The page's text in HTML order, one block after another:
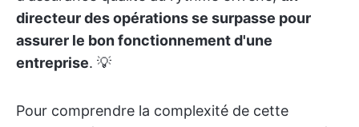
directeur des opérations se surpasse pour
assurer le bon fonctionnement d'une
entreprise. 💡
Pour comprendre la complexité de cette